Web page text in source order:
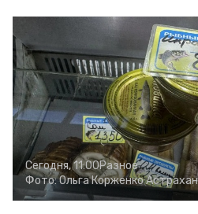
Сегодня, 11:00Разное
Фото:Ольга Корженко